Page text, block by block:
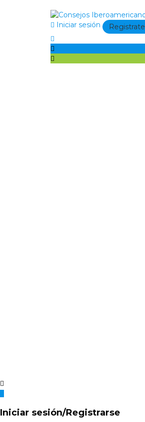
Iniciar sesión Registrate
Iniciar sesión/Registrarse